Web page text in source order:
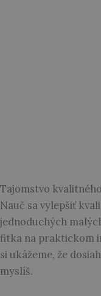
Tajomstvo
Nauč sa vylepšiť
jednoduchých
fitka na praktickom
si ukážeme, že
myslíš.